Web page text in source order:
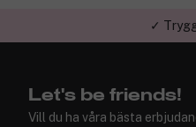
✓
Let's be friends!
Vill du ha våra bästa